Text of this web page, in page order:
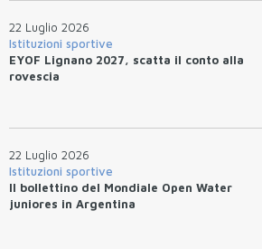
22 Luglio 2026
Istituzioni sportive
EYOF Lignano 2027, scatta il conto alla
rovescia
22 Luglio 2026
Istituzioni sportive
Il bollettino del Mondiale Open Water
juniores in Argentina